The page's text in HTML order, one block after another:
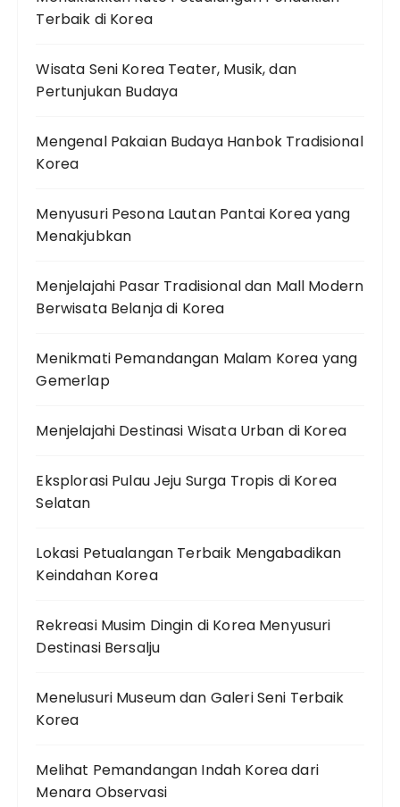
Terbaik di Korea
Wisata Seni Korea Teater, Musik, dan
Pertunjukan Budaya
Mengenal Pakaian Budaya Hanbok Tradisional
Korea
Menyusuri Pesona Lautan Pantai Korea yang
Menakjubkan
Menjelajahi Pasar Tradisional dan Mall Modern
Berwisata Belanja di Korea
Menikmati Pemandangan Malam Korea yang
Gemerlap
Menjelajahi Destinasi Wisata Urban di Korea
Eksplorasi Pulau Jeju Surga Tropis di Korea
Selatan
Lokasi Petualangan Terbaik Mengabadikan
Keindahan Korea
Rekreasi Musim Dingin di Korea Menyusuri
Destinasi Bersalju
Menelusuri Museum dan Galeri Seni Terbaik
Korea
Melihat Pemandangan Indah Korea dari
Menara Observasi